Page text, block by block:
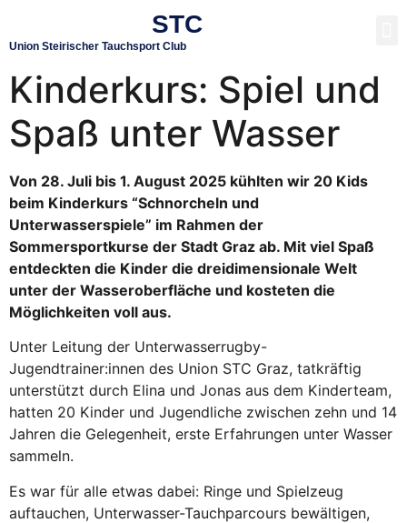
STC
Union Steirischer Tauchsport Club
Kinderkurs: Spiel und
Spaß unter Wasser
Von 28. Juli bis 1. August 2025 kühlten wir 20 Kids
beim Kinderkurs “Schnorcheln und
Unterwasserspiele” im Rahmen der
Sommersportkurse der Stadt Graz ab. Mit viel Spaß
entdeckten die Kinder die dreidimensionale Welt
unter der Wasseroberfläche und kosteten die
Möglichkeiten voll aus.
Unter Leitung der Unterwasserrugby-
Jugendtrainer:innen des Union STC Graz, tatkräftig
unterstützt durch Elina und Jonas aus dem Kinderteam,
hatten 20 Kinder und Jugendliche zwischen zehn und 14
Jahren die Gelegenheit, erste Erfahrungen unter Wasser
sammeln.
Es war für alle etwas dabei: Ringe und Spielzeug
auftauchen, Unterwasser-Tauchparcours bewältigen,